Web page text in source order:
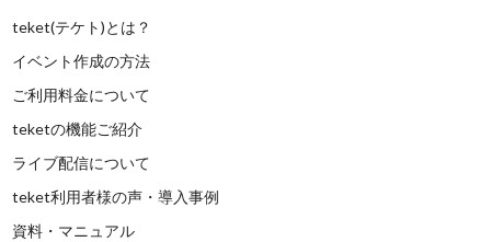
teket(テケト)とは？
イベント作成の方法
ご利用料金について
teketの機能ご紹介
ライブ配信について
teket利用者様の声・導入事例
資料・マニュアル